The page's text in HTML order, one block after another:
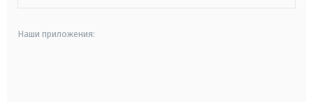
Наши приложения: